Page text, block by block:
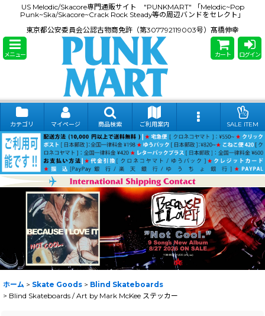
US Melodic/Skacore専門通販サイト "PUNKMART" 「Melodic~Pop
Punk~Ska/Skacore~Crack Rock Steady等の周辺バンドをセレクト」
東京都公安委員会公認古物商免許（第307792119003号）髙橋伸幸
メニュー カート ログイン
カテゴリ マイページ 商品検索 ご利用案内 SALE ITEM
ホーム > Skate Goods > Blind Skateboards
> Blind Skateboards / Art by Mark McKee ステッカー